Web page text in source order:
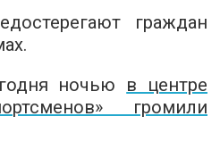
граждан
ночью в центре
громили